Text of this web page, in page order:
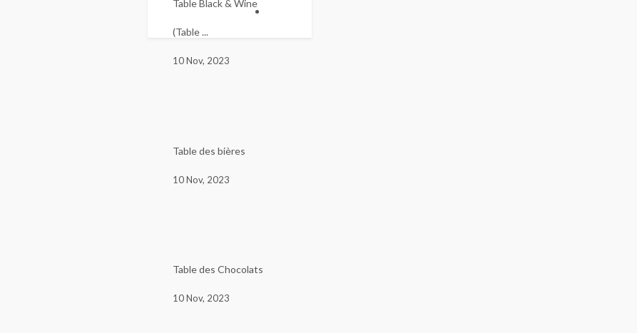
Table Black & Wine
(Table ...
10 Nov, 2023
Table des bières
10 Nov, 2023
Table des Chocolats
10 Nov, 2023